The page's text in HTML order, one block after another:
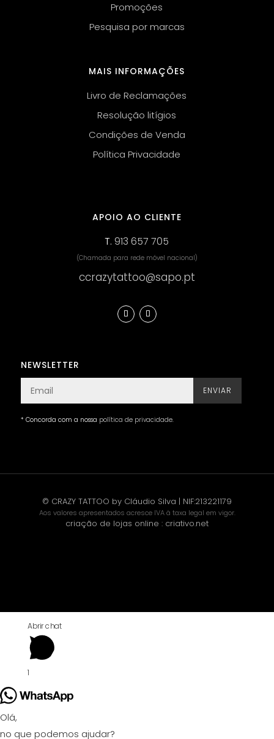
Promoções
Pesquisa por marcas
MAIS INFORMAÇÕES
Livro de Reclamações
Resolução litígios
Condições de Venda
Política Privacidade
APOIO AO CLIENTE
T.913 657 705
(Chamada para rede móvel nacional)
ccrazytattoo@sapo.pt
NEWSLETTER
ENVIAR
* Concorda com a nossa política de privacidade.
© CRAZY TATTOO by Cláudio Silva | NIF:213221179
Aos valores apresentados acresce IVA à taxa legal em vigor.
criação de lojas online : criativo.net
Abrir chat
1
Olá,
no que podemos ajudar?